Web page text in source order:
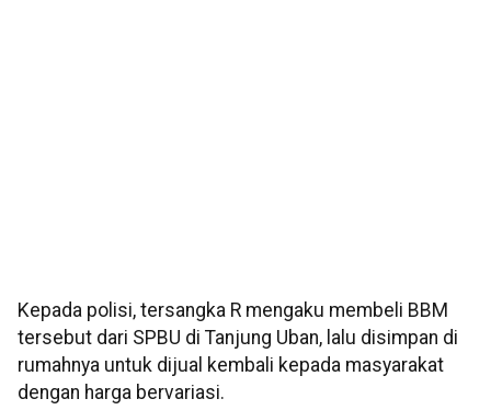
Kepada polisi, tersangka R mengaku membeli BBM
tersebut dari SPBU di Tanjung Uban, lalu disimpan di
rumahnya untuk dijual kembali kepada masyarakat
dengan harga bervariasi.